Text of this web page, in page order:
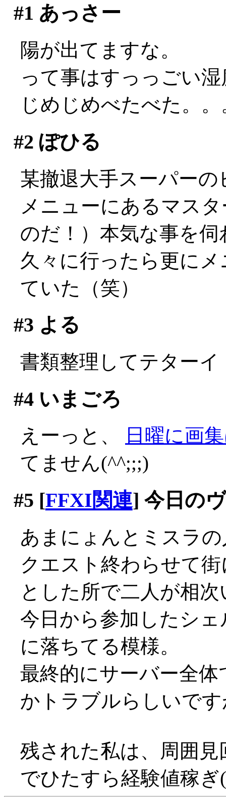
#1 あっさー
陽が出てますな。
って事はすっっごい
じめじめべたべた。。
#2 ぽひる
某撤退大手スーパー
メニューにあるマス
のだ！）本気な事を
久々に行ったら更に
ていた（笑）
#3 よる
書類整理してテターイ
#4いまごろ
えーっと、
日曜に画
てません(^^;;;)
#5 [FFXI関連] 今日の
あまにょんとミスラ
クエスト終わらせて
とした所で二人が相次
今日から参加したシ
に落ちてる模様。
最終的にサーバー全
かトラブルらしいです
残された私は、周囲
でひたすら経験値稼ぎ